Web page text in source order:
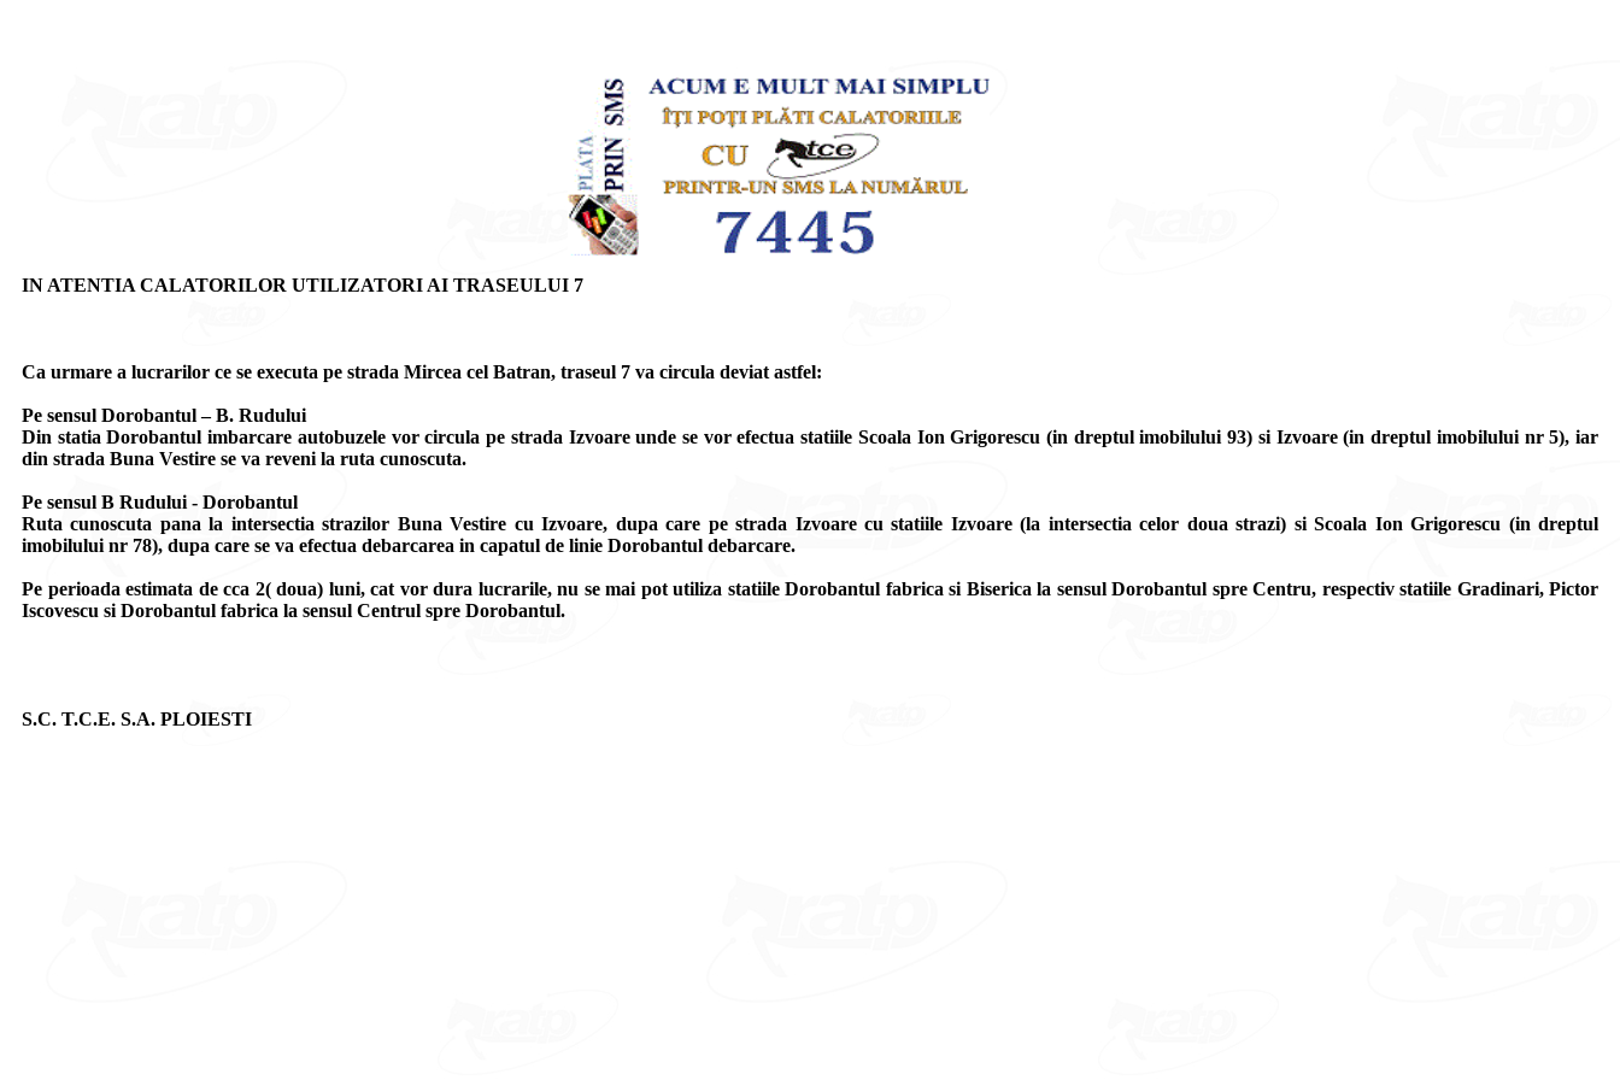
IN ATENTIA CALATORILOR UTILIZATORI AI TRASEULUI 7
Ca urmare a lucrarilor ce se executa pe strada Mircea cel Batran, traseul 7 va circula deviat astfel:
Pe sensul Dorobantul – B. Rudului
Din statia Dorobantul imbarcare autobuzele vor circula pe strada Izvoare unde se vor efectua statiile Scoala Ion Grigorescu (in dreptul imobilului 93) si Izvoare (in dreptul imobilului nr 5), iar
din strada Buna Vestire se va reveni la ruta cunoscuta.
Pe sensul B Rudului - Dorobantul
Ruta cunoscuta pana la intersectia strazilor Buna Vestire cu Izvoare, dupa care pe strada Izvoare cu statiile Izvoare (la intersectia celor doua strazi) si Scoala Ion Grigorescu (in dreptul
imobilului nr 78), dupa care se va efectua debarcarea in capatul de linie Dorobantul debarcare.
Pe perioada estimata de cca 2( doua) luni, cat vor dura lucrarile, nu se mai pot utiliza statiile Dorobantul fabrica si Biserica la sensul Dorobantul spre Centru, respectiv statiile Gradinari, Pictor
Iscovescu si Dorobantul fabrica la sensul Centrul spre Dorobantul.
S.C. T.C.E. S.A. PLOIESTI